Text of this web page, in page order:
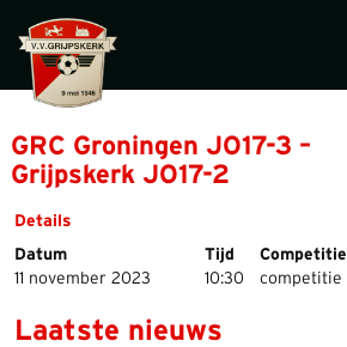
GRC Groningen JO17-3 –
Grijpskerk JO17-2
Details
Datum
Tijd Competitie
11 november 2023
10:30 competitie
Laatste nieuws